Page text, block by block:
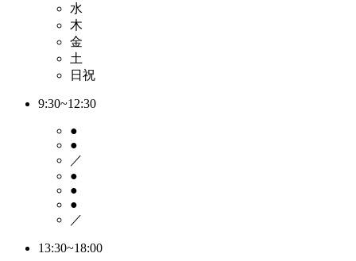
水
木
金
土
日祝
9:30~12:30
●
●
／
●
●
●
／
13:30~18:00